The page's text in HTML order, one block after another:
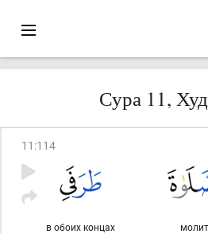
Сура 11,
11 :114
в обоих концах